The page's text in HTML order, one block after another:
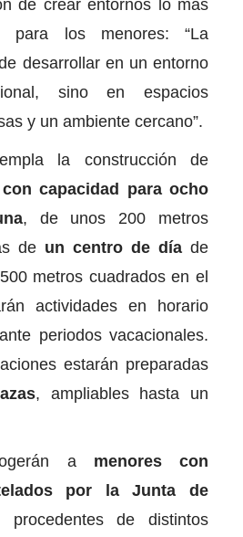
de crear entornos lo más
para los menores: “La
desarrollar en un entorno
sino en espacios
y un ambiente cercano”.
la construcción de
capacidad para ocho
, de unos 200 metros
de un centro de día de
metros cuadrados en el
actividades en horario
periodos vacacionales.
estarán preparadas
, ampliables hasta un
a menores con
por la Junta de
procedentes de distintos